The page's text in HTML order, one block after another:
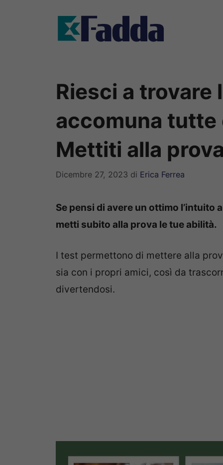
Riesci a trovare
accomuna tutte
Mettiti alla prova
Dicembre 27, 2023 di Erica Ferrea
Se pensi di avere un ottimo l’intuito
metti subito alla prova le tue abilità.
I test permettono di mettere alla
sia con i propri amici, così da
divertendosi.